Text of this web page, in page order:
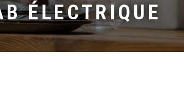
ÉLECTRIQUE